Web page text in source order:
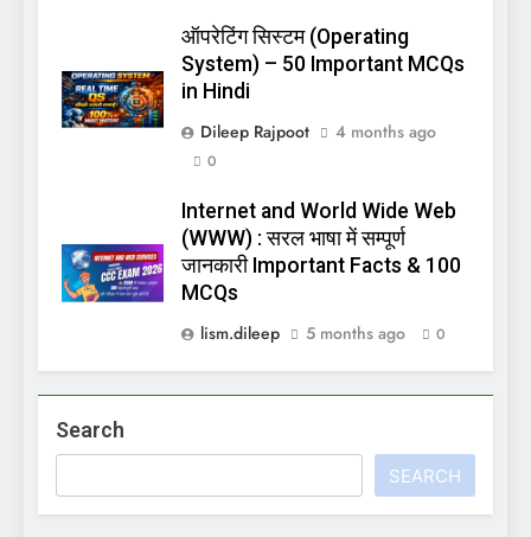
ऑपरेटिंग सिस्टम (Operating
System) – 50 Important MCQs
in Hindi
Dileep Rajpoot
4 months ago
0
Internet and World Wide Web
(WWW) : सरल भाषा में सम्पूर्ण
जानकारी Important Facts & 100
MCQs
lism.dileep
5 months ago 0
Search
SEARCH